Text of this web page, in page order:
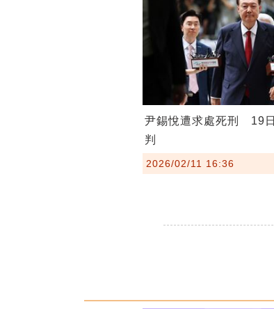
尹錫悅遭求處死刑 19
判
2026/02/11 16:36